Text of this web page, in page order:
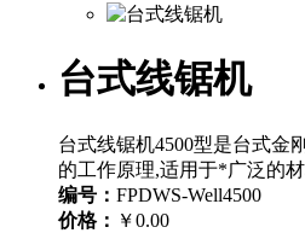
台式线锯机
台式线锯机4500型是台式金
的工作原理,适用于*广泛的
编号： FPDWS-Well4500
价格： ￥0.00